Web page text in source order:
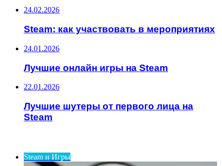
24.02.2026
Steam: как участвовать в мероприятиях
24.01.2026
Лучшие онлайн игры на Steam
22.01.2026
Лучшие шутеры от первого лица на
Steam
Steam и Игры